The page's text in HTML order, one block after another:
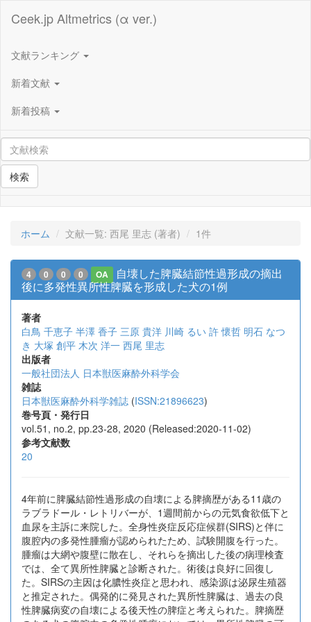
Ceek.jp Altmetrics (α ver.)
文献ランキング
新着文献
新着投稿
検索
ホーム 文献一覧: 西尾 里志 (著者) 1件
4 0 0 0 OA
自壊した脾臓結節性過形成の摘出
後に多発性異所性脾臓を形成した犬の1例
著者
白鳥 千恵子 半澤 香子 三原 貴洋 川崎 るい 許 懷哲 明石 なつ
き 大塚 創平 木次 洋一 西尾 里志
出版者
一般社団法人 日本獣医麻酔外科学会
雑誌
日本獣医麻酔外科学雑誌 (ISSN:21896623)
巻号頁・発行日
vol.51, no.2, pp.23-28, 2020 (Released:2020-11-02)
参考文献数
20
4年前に脾臓結節性過形成の自壊による脾摘歴がある11歳の
ラブラドール・レトリバーが、1週間前からの元気食欲低下と
血尿を主訴に来院した。全身性炎症反応症候群(SIRS)と伴に
腹腔内の多発性腫瘤が認められたため、試験開腹を行った。
腫瘤は大網や腹壁に散在し、それらを摘出した後の病理検査
では、全て異所性脾臓と診断された。術後は良好に回復し
た。SIRSの主因は化膿性炎症と思われ、感染源は泌尿生殖器
と推定された。偶発的に発見された異所性脾臓は、過去の良
性脾臓病変の自壊による後天性の脾症と考えられた。脾摘歴